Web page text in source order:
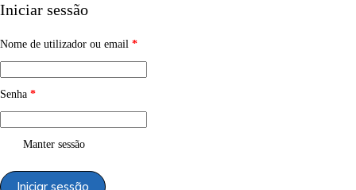
Iniciar sessão
Nome de utilizador ou email *
Senha *
Manter sessão
Iniciar sessão